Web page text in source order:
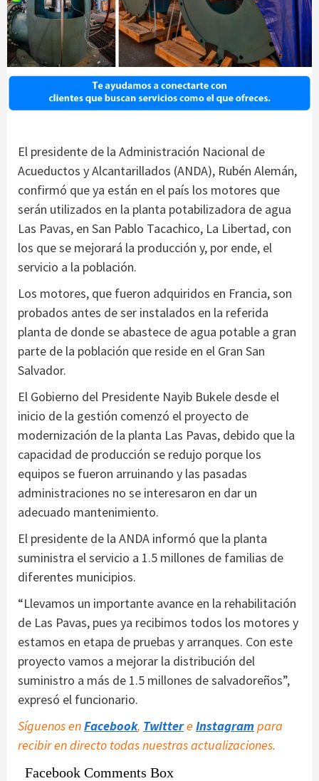
El presidente de la Administración Nacional de
Acueductos y Alcantarillados (ANDA), Rubén Alemán,
confirmó que ya están en el país los motores que
serán utilizados en la planta potabilizadora de agua
Las Pavas, en San Pablo Tacachico, La Libertad, con
los que se mejorará la producción y, por ende, el
servicio a la población.
Los motores, que fueron adquiridos en Francia, son
probados antes de ser instalados en la referida
planta de donde se abastece de agua potable a gran
parte de la población que reside en el Gran San
Salvador.
El Gobierno del Presidente Nayib Bukele desde el
inicio de la gestión comenzó el proyecto de
modernización de la planta Las Pavas, debido que la
capacidad de producción se redujo porque los
equipos se fueron arruinando y las pasadas
administraciones no se interesaron en dar un
adecuado mantenimiento.
El presidente de la ANDA informó que la planta
suministra el servicio a 1.5 millones de familias de
diferentes municipios.
“Llevamos un importante avance en la rehabilitación
de Las Pavas, pues ya recibimos todos los motores y
estamos en etapa de pruebas y arranques. Con este
proyecto vamos a mejorar la distribución del
suministro a más de 1.5 millones de salvadoreños”,
expresó el funcionario.
Síguenos enFacebook, Twittere Instagram para
recibir en directo todas nuestras actualizaciones.
Facebook Comments Box